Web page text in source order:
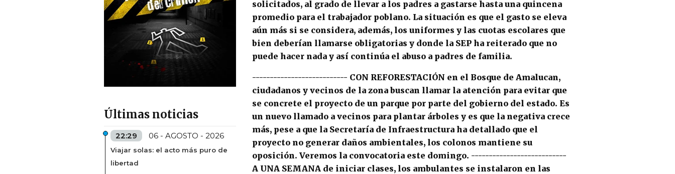
Últimas noticias
22:29 06 - AGOSTO - 2026
Viajar solas: el acto más puro de
libertad
solicitados, al grado de llevar a los padres a gastarse hasta una quincena
promedio para el trabajador poblano. La situación es que el gasto se eleva
aún más si se considera, además, los uniformes y las cuotas escolares que
bien deberían llamarse obligatorias y donde la SEP ha reiterado que no
puede hacer nada y así continúa el abuso a padres de familia.
--------------------------- CON REFORESTACIÓN en el Bosque de Amalucan,
ciudadanos y vecinos de la zona buscan llamar la atención para evitar que
se concrete el proyecto de un parque por parte del gobierno del estado. Es
un nuevo llamado a vecinos para plantar árboles y es que la negativa crece
más, pese a que la Secretaría de Infraestructura ha detallado que el
proyecto no generar daños ambientales, los colonos mantiene su
oposición. Veremos la convocatoria este domingo. ---------------------------
A UNA SEMANA de iniciar clases, los ambulantes se instalaron en las